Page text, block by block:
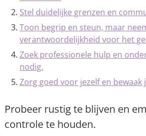
Stel duidelijke grenzen en
Toon begrip en steun, maar
verantwoordelijkheid voor het
Zoek professionele hulp en
nodig.
Zorg goed voor jezelf en bewaak
Probeer rustig te blijven en
controle te houden.